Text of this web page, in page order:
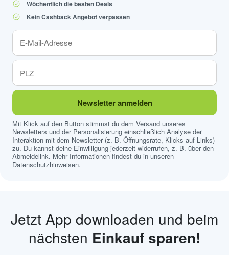
Wöchentlich die besten Deals
Kein Cashback Angebot verpassen
Newsletter anmelden
Mit Klick auf den Button stimmst du dem Versand unseres
Newsletters und der Personalisierung einschließlich Analyse der
Interaktion mit dem Newsletter (z. B. Öffnungsrate, Klicks auf Links)
zu. Du kannst deine Einwilligung jederzeit widerrufen, z. B. über den
Abmeldelink. Mehr Informationen findest du in unseren
Datenschutzhinweisen.
Jetzt App downloaden und beim
nächsten Einkauf sparen!